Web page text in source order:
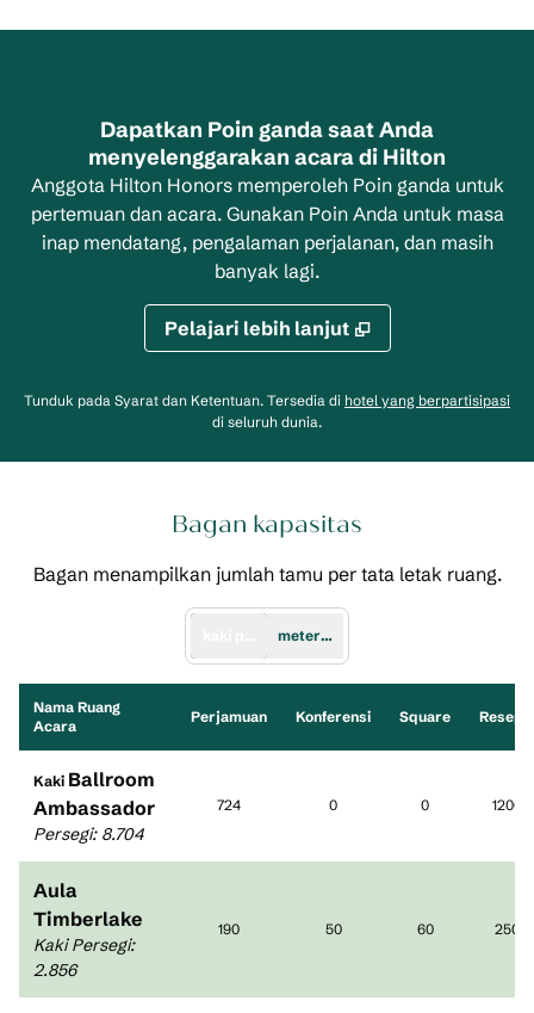
Dapatkan Poin ganda saat Anda
menyelenggarakan acara di Hilton
Anggota Hilton Honors memperoleh Poin ganda untuk
pertemuan dan acara. Gunakan Poin Anda untuk masa
inap mendatang, pengalaman perjalanan, dan masih
banyak lagi.
Pelajari lebih lanjut
Tunduk pada Syarat dan Ketentuan. Tersedia di hotel yang berpartisipasi,
di seluruh dunia.
Bagan kapasitas
Bagan menampilkan jumlah tamu per tata letak ruang.
kaki persegimeter persegi
Nama Ruang
Acara
Perjamuan Konferensi Square Resepsi
Kaki Ballroom
Ambassador
Persegi: 8.704
724 0 0 1200
Aula
Timberlake
Kaki Persegi:
2.856
190 50 60 250